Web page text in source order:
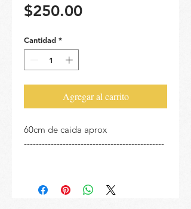
$250.00Precio
Cantidad *
Agregar al carrito
60cm de caida aprox
-----------------------------------------------